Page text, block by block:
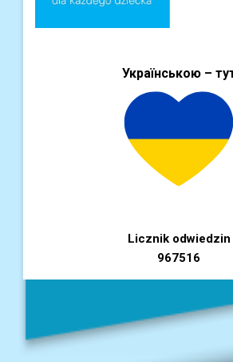
Українською –
Licznik odwiedzin
967516